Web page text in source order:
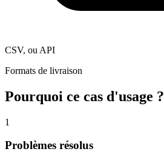
CSV, ou API
Formats de livraison
Pourquoi ce cas d'usage ?
1
Problèmes résolus